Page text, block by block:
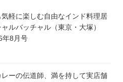
軽に楽しむ自由なインド料理居
ルバッチャル（東京・大塚）
8月号
ーの伝道師、満を持して実店舗